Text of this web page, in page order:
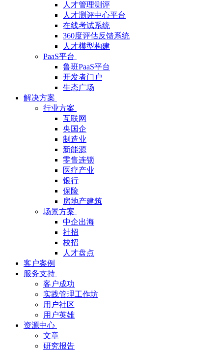
人才管理测评
人才测评中心平台
在线考试系统
360度评估反馈系统
人才模型构建
PaaS平台
鲁班PaaS平台
开发者门户
生态广场
解决方案
行业方案
互联网
央国企
制造业
新能源
零售连锁
医疗产业
银行
保险
房地产建筑
场景方案
中企出海
社招
校招
人才盘点
客户案例
服务支持
客户成功
实践管理工作坊
用户社区
用户英雄
资源中心
文章
研究报告